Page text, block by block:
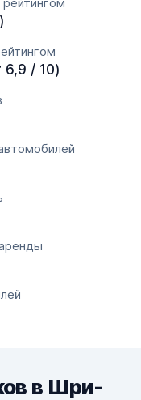
6,9 / 10)
в Шри-